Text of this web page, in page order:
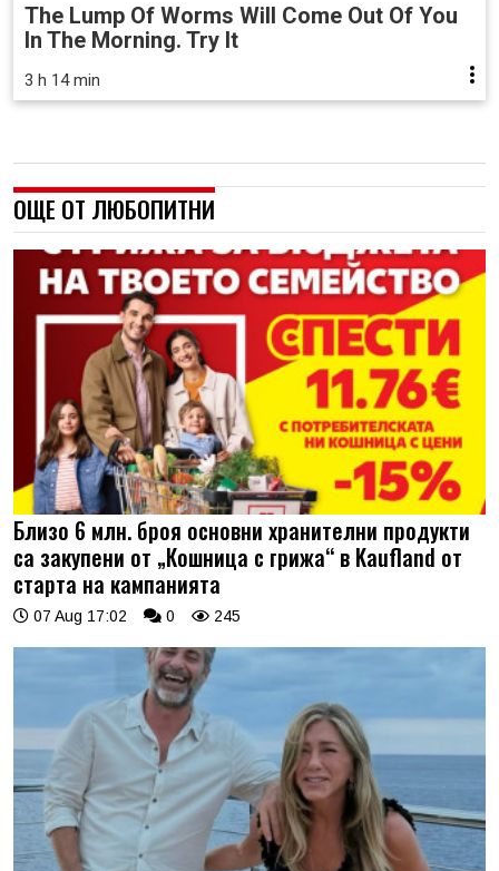
The Lump Of Worms Will Come Out Of You
In The Morning. Try It
3 h 14 min
ОЩЕ ОТ ЛЮБОПИТНИ
Близо 6 млн. броя основни хранителни продукти
са закупени от „Кошница с грижа“ в Kaufland от
старта на кампанията
07 Aug 17:02 0 245